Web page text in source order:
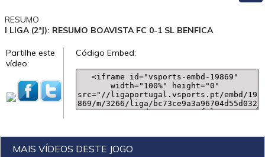
RESUMO
I LIGA (2ªJ): RESUMO BOAVISTA FC 0-1 SL BENFICA
Partilhe este
vídeo:
Código Embed:
MAIS VÍDEOS DESTE JOGO